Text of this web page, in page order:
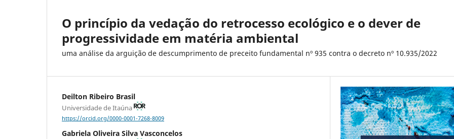
O princípio da vedação do retrocesso ecológico e o dever de
progressividade em matéria ambiental
uma análise da arguição de descumprimento de preceito fundamental nº 935 contra o decreto nº 10.935/2022
Deilton Ribeiro Brasil
Universidade de Itaúna
https://orcid.org/0000-0001-7268-8009
Gabriela Oliveira Silva Vasconcelos